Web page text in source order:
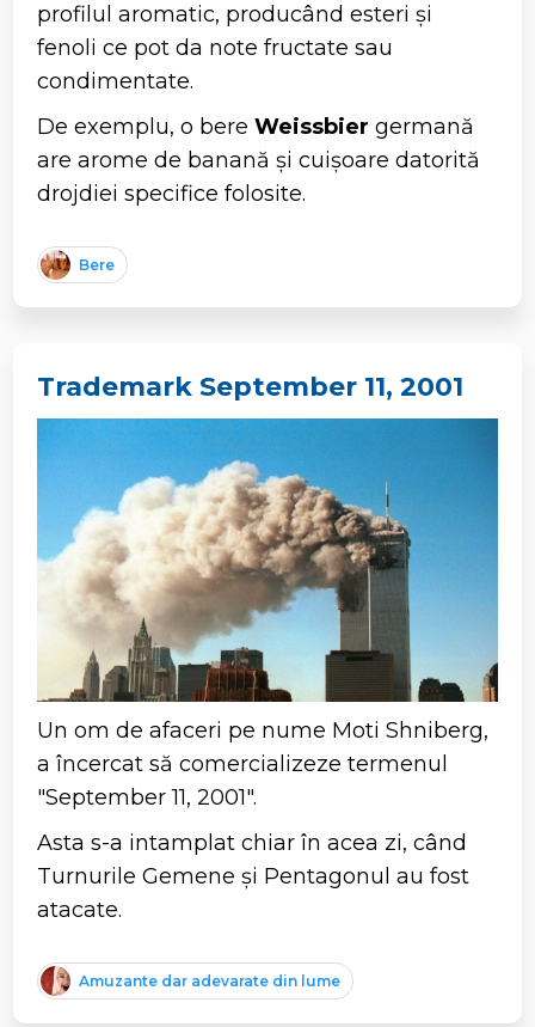
profilul aromatic, producând esteri și
fenoli ce pot da note fructate sau
condimentate.
De exemplu, o bereWeissbier germană
are arome de banană și cuișoare datorită
drojdiei specifice folosite.
Bere
Trademark September 11, 2001
Un om de afaceri pe nume Moti Shniberg,
a încercat să comercializeze termenul
"September 11, 2001".
Asta s-a intamplat chiar în acea zi, când
Turnurile Gemene și Pentagonul au fost
atacate.
Amuzante dar adevarate din lume